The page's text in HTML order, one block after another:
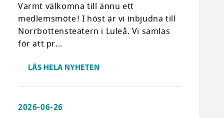
Varmt välkomna till ännu ett
medlemsmöte! I höst är vi inbjudna till
Norrbottensteatern i Luleå. Vi samlas
för att pr...
LÄS HELA NYHETEN
2026-06-26